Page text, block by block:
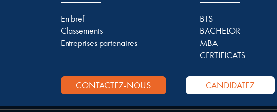
En bref
Classements
Entreprises partenaires
BTS
BACHELOR
MBA
CERTIFICATS
CONTACTEZ-NOUS CANDIDATEZ